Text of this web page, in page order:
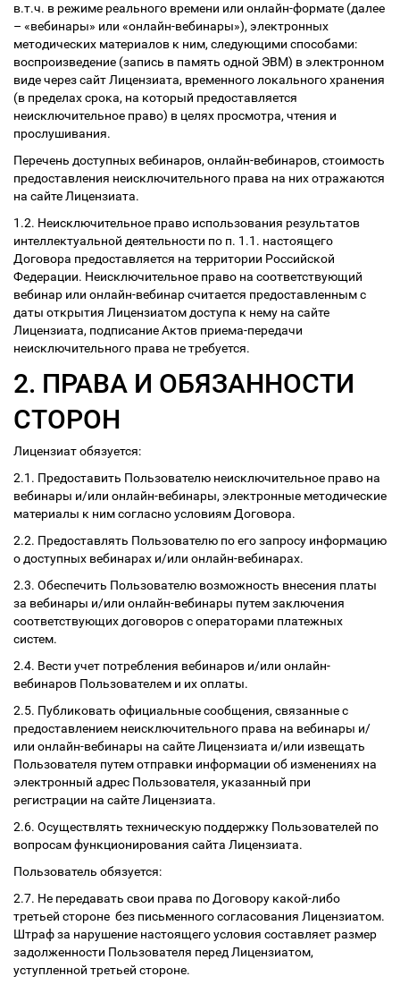
в.т.ч. в режиме реального времени или онлайн-формате (далее
– «вебинары» или «онлайн-вебинары»), электронных
методических материалов к ним, следующими способами:
воспроизведение (запись в память одной ЭВМ) в электронном
виде через сайт Лицензиата, временного локального хранения
(в пределах срока, на который предоставляется
неисключительное право) в целях просмотра, чтения и
прослушивания.
Перечень доступных вебинаров, онлайн-вебинаров, стоимость
предоставления неисключительного права на них отражаются
на сайте Лицензиата.
1.2. Неисключительное право использования результатов
интеллектуальной деятельности по п. 1.1. настоящего
Договора предоставляется на территории Российской
Федерации. Неисключительное право на соответствующий
вебинар или онлайн-вебинар считается предоставленным с
даты открытия Лицензиатом доступа к нему на сайте
Лицензиата, подписание Актов приема-передачи
неисключительного права не требуется.
2. ПРАВА И ОБЯЗАННОСТИ
СТОРОН
Лицензиат обязуется:
2.1. Предоставить Пользователю неисключительное право на
вебинары и/или онлайн-вебинары, электронные методические
материалы к ним согласно условиям Договора.
2.2. Предоставлять Пользователю по его запросу информацию
о доступных вебинарах и/или онлайн-вебинарах.
2.3. Обеспечить Пользователю возможность внесения платы
за вебинары и/или онлайн-вебинары путем заключения
соответствующих договоров с операторами платежных
систем.
2.4. Вести учет потребления вебинаров и/или онлайн-
вебинаров Пользователем и их оплаты.
2.5. Публиковать официальные сообщения, связанные с
предоставлением неисключительного права на вебинары и/
или онлайн-вебинары на сайте Лицензиата и/или извещать
Пользователя путем отправки информации об изменениях на
электронный адрес Пользователя, указанный при
регистрации на сайте Лицензиата.
2.6. Осуществлять техническую поддержку Пользователей по
вопросам функционирования сайта Лицензиата.
Пользователь обязуется:
2.7. Не передавать свои права по Договору какой-либо
третьей стороне без письменного согласования Лицензиатом.
Штраф за нарушение настоящего условия составляет размер
задолженности Пользователя перед Лицензиатом,
уступленной третьей стороне.